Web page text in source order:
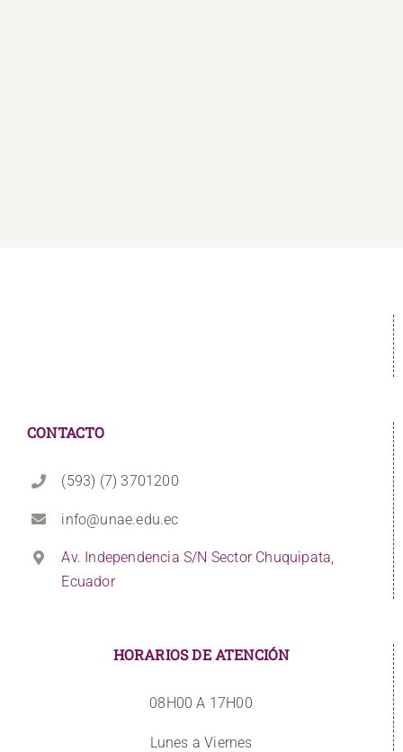
CONTACTO
(593) (7) 3701200
info@unae.edu.ec
Av. Independencia S/N Sector Chuquipata,
Ecuador
HORARIOS DE ATENCIÓN
08H00 A 17H00
Lunes a Viernes